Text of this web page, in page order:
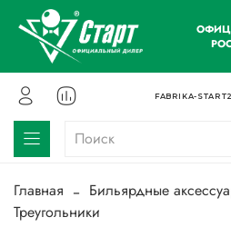
FABRIKA-
Главная Бильярдные
Треугольники